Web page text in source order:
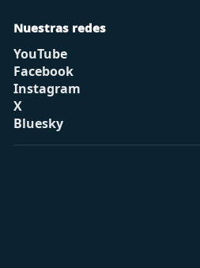
Nuestras redes
YouTube
Facebook
Instagram
X
Bluesky